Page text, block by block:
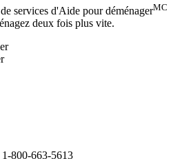
services d'Aide pour déménagerMC
deux fois plus vite.
1-800-663-5613